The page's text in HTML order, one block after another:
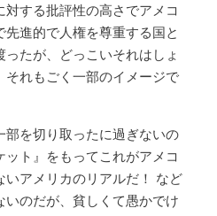
する批評性の高さでアメコ
進的で人権を尊重する国と
たが、どっこいそれはしょ
れもごく一部のイメージで
部を切り取ったに過ぎないの
ト』をもってこれがアメコ
いアメリカのリアルだ！ など
いのだが、貧しくて愚かでけ